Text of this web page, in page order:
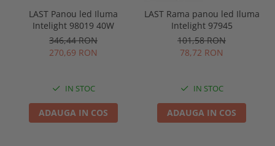
LAST Panou led Iluma
Intelight 98019 40W
346,44 RON
270,69 RON
IN STOC
ADAUGA IN COS
LAST Rama panou led Iluma
Intelight 97945
101,58 RON
78,72 RON
IN STOC
ADAUGA IN COS